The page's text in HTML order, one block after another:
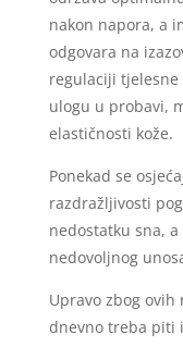
nakon napora, a
odgovara na
regulaciji
ulogu u probavi,
elastičnosti kože.
Ponekad se
razdražljivosti
nedostatku sna,
nedovoljnog
Upravo zbog ovih
dnevno treba piti